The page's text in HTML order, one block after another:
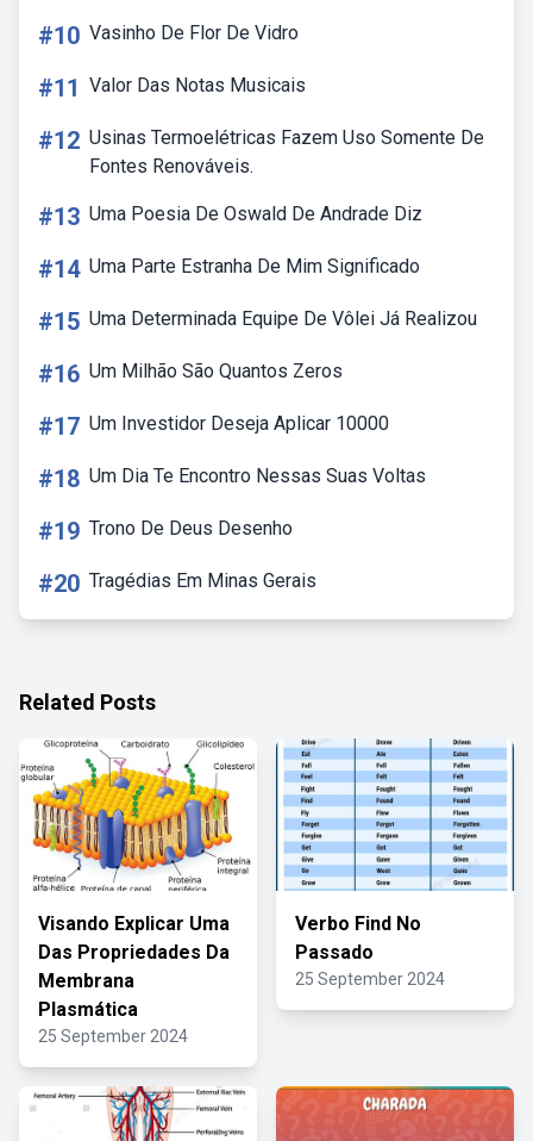
#10 Vasinho De Flor De Vidro
#11 Valor Das Notas Musicais
#12 Usinas Termoelétricas Fazem Uso Somente De
Fontes Renováveis.
#13 Uma Poesia De Oswald De Andrade Diz
#14 Uma Parte Estranha De Mim Significado
#15 Uma Determinada Equipe De Vôlei Já Realizou
#16 Um Milhão São Quantos Zeros
#17 Um Investidor Deseja Aplicar 10000
#18 Um Dia Te Encontro Nessas Suas Voltas
#19 Trono De Deus Desenho
#20 Tragédias Em Minas Gerais
Related Posts
Visando Explicar Uma
Das Propriedades Da
Membrana
Plasmática
25 September 2024
Verbo Find No
Passado
25 September 2024